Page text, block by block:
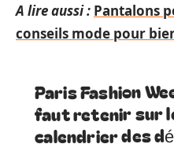
A lire aussi : Pantalons
conseils mode pour
Paris Fashion
faut retenir sur
calendrier des